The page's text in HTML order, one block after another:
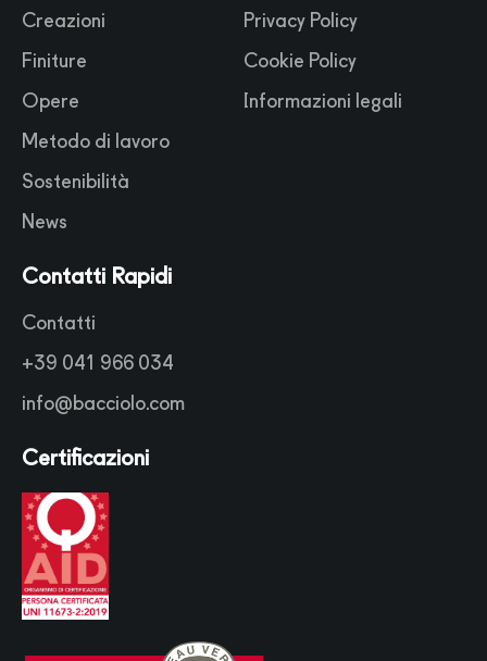
Creazioni
Finiture
Opere
Metodo di lavoro
Sostenibilità
News
Privacy Policy
Cookie Policy
Informazioni legali
Contatti Rapidi
Contatti
+39 041 966 034
info@bacciolo.com
Certificazioni